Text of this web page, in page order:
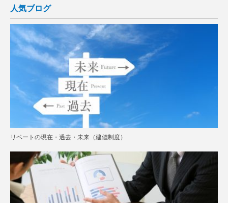
人気ブログ
リベートの現在・過去・未来（建値制度）